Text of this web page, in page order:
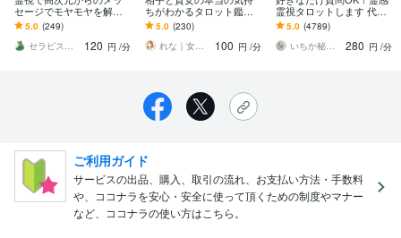
セージでモヤモヤを解消
します 生年月日不要。相
手の気持ち・仕事・対人
関係など
5.0 (249)
セラピスト はる
120 円 /分
ちがわかるタロット鑑定
します 実績1000件！潜在
意識✖️タロット鑑定の現役
プロの電話占い
5.0 (230)
れな｜女性のための恋愛専門カウンセラー
100 円 /分
霊視タロットします 代々
祈祷師家系鑑定士1８年２
万人超！スピリチュアル
恋愛・仕事
5.0 (4789)
いちか秘めた声伝える
280 円 /分
ご利用ガイド
サービスの出品、購入、取引の流れ、お支払い方法・手数料
や、ココナラを安心・安全に使って頂くための制度やマナー
など、ココナラの使い方はこちら。